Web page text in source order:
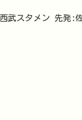
西武スタメン 先発: